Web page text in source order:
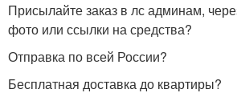
Присылайте заказ в лс админам,
фото или ссылки на средства?
Отправка по всей России?
Бесплатная доставка до квартиры?